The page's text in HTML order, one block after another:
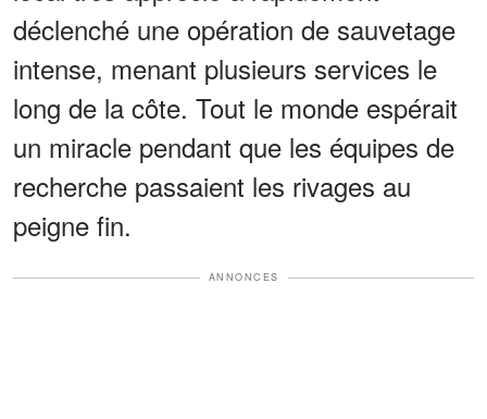
déclenché une opération de sauvetage
intense, menant plusieurs services le
long de la côte. Tout le monde espérait
un miracle pendant que les équipes de
recherche passaient les rivages au
peigne fin.
ANNONCES